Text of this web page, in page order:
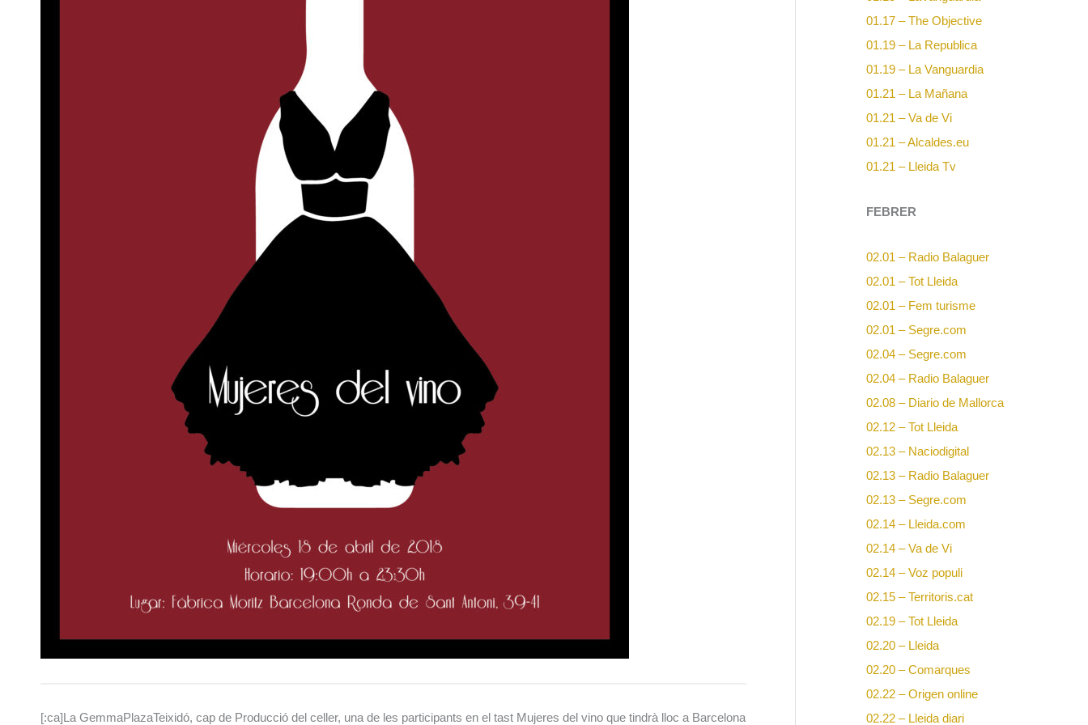
[:ca]La GemmaPlazaTeixidó, cap de Producció del celler, una de les participants en el tast Mujeres del vino que tindrà lloc a Barcelona
01.17 – The Objective
01.19 – La Republica
01.19 – La Vanguardia
01.21 – La Mañana
01.21 – Va de Vi
01.21 – Alcaldes.eu
01.21 – Lleida Tv
FEBRER
02.01 – Radio Balaguer
02.01 – Tot Lleida
02.01 – Fem turisme
02.01 – Segre.com
02.04 – Segre.com
02.04 – Radio Balaguer
02.08 – Diario de Mallorca
02.12 – Tot Lleida
02.13 – Naciodigital
02.13 – Radio Balaguer
02.13 – Segre.com
02.14 – Lleida.com
02.14 – Va de Vi
02.14 – Voz populi
02.15 – Territoris.cat
02.19 – Tot Lleida
02.20 – Lleida
02.20 – Comarques
02.22 – Origen online
02.22 – Lleida diari